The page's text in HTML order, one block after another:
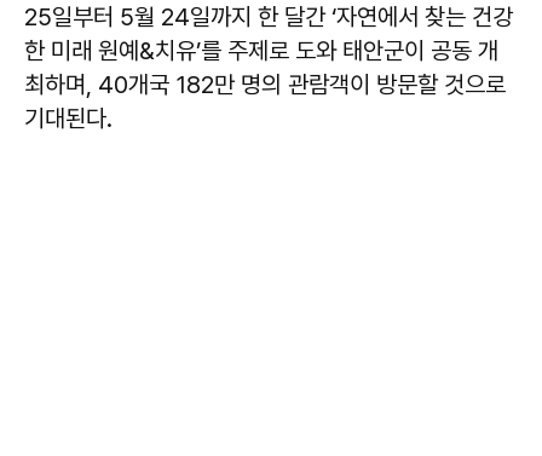
25일부터 5월 24일까지 한 달간 ‘자연에서 찾는 건강
한 미래 원예&치유’를 주제로 도와 태안군이 공동 개
최하며, 40개국 182만 명의 관람객이 방문할 것으로
기대된다.